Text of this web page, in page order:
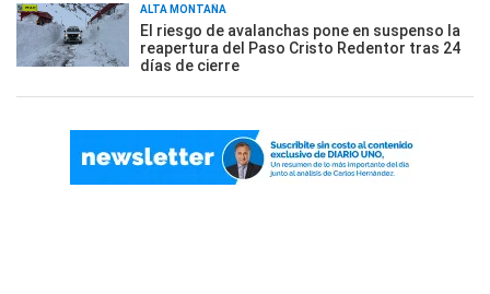
ALTA MONTAÑA
El riesgo de avalanchas pone en suspenso la
reapertura del Paso Cristo Redentor tras 24
días de cierre